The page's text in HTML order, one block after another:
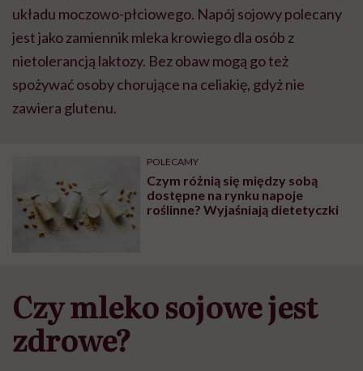
układu moczowo-płciowego. Napój sojowy polecany
jest jako zamiennik mleka krowiego dla osób z
nietolerancją laktozy. Bez obaw mogą go też
spożywać osoby chorujące na celiakię, gdyż nie
zawiera glutenu.
POLECAMY
Czym różnią się między sobą
dostępne na rynku napoje
roślinne? Wyjaśniają dietetyczki
Czy mleko sojowe jest
zdrowe?